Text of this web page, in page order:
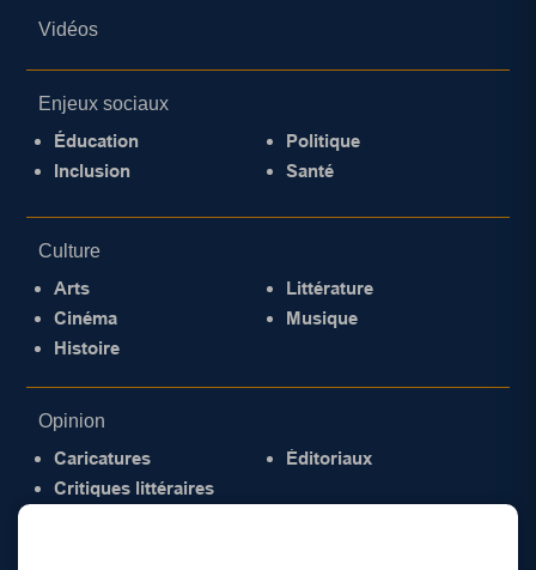
Vidéos
Enjeux sociaux
Éducation
Inclusion
Politique
Santé
Culture
Arts
Cinéma
Histoire
Littérature
Musique
Opinion
Caricatures
Critiques littéraires
Éditoriaux